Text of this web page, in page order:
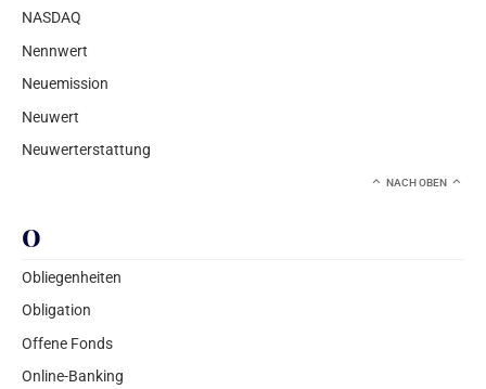
NASDAQ
Nennwert
Neuemission
Neuwert
Neuwerterstattung
NACH OBEN
O
Obliegenheiten
Obligation
Offene Fonds
Online-Banking